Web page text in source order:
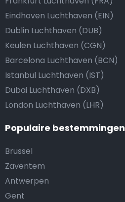
Eindhoven Luchthaven (EIN)
Dublin Luchthaven (DUB)
Keulen Luchthaven (CGN)
Barcelona Luchthaven (BCN)
Istanbul Luchthaven (IST)
Dubai Luchthaven (DXB)
London Luchthaven (LHR)
Populaire bestemmingen
Brussel
Zaventem
Antwerpen
Gent